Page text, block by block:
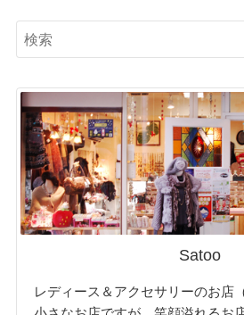
Satoo
レディース＆アクセサリーのお店